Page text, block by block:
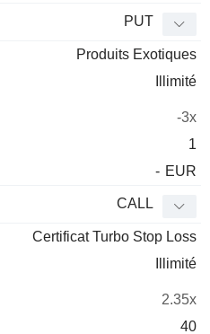
PUT
Produits Exotiques
Illimité
-3x
1
- EUR
CALL
Certificat Turbo Stop Loss
Illimité
2.35x
40